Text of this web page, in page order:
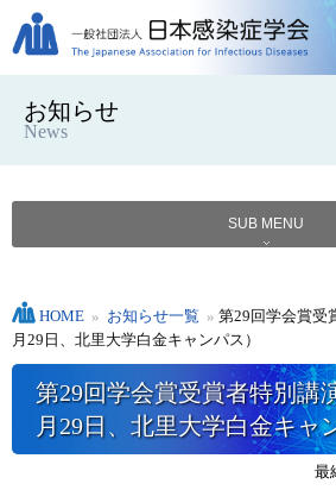
お知らせ
News
SUB MENU
HOME » お知らせ一覧 » 第29回学会賞受
月29日、北里大学白金キャンパス）
第29回学会賞受賞者特別講
月29日、北里大学白金キャ
最